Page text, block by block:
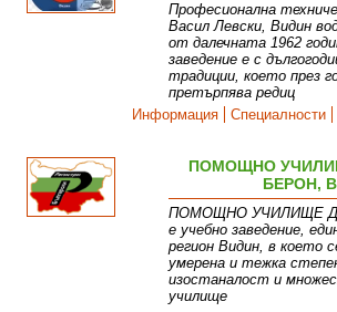
Професионална
Васил Левски, Видин
от далечната 1962
заведение е с
традиции, което през
претърпява редиц
Информация
Специалности
ПОМОЩНО
БЕРОН,
ПОМОЩНО УЧИЛИЩЕ
е учебно заведение,
регион Видин, в което
умерена и тежка
изостаналост и
училище